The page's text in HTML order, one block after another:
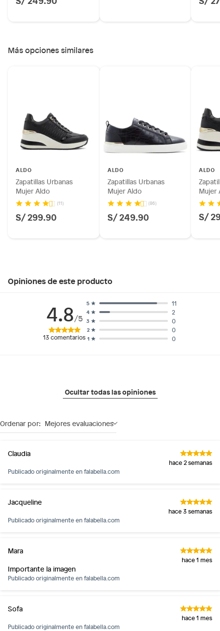
Más opciones similares
ALDO
Zapatillas Urbanas
Mujer Aldo
(11)
S/ 299.90
ALDO
Zapatillas Urbanas
Mujer Aldo
(86)
S/ 249.90
ALDO
Mujer
S/
Opiniones de este producto
4.8/5
13comentarios 1 0
2 0
3 0
4 2
5 11
Ocultar todas las opiniones
Ordenar por: Mejores evaluaciones
Claudia
hace 2 semanas
Publicado originalmente enfalabella.com
Jacqueline
hace 3 semanas
Publicado originalmente enfalabella.com
Mara
hace 1 mes
Importante la imagen
Publicado originalmente enfalabella.com
Sofa
hace 1 mes
Publicado originalmente enfalabella.com